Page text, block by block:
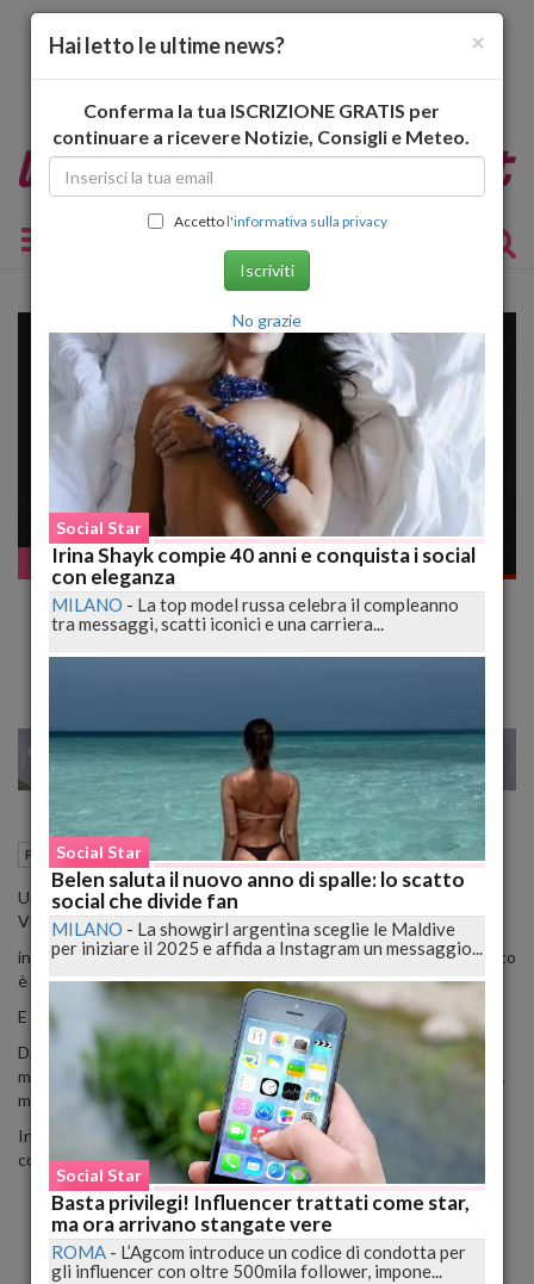
Toggle navigation
Pazzo WEB
Orrore del Photoshop, Cancellata una
"Chiappa" alla Modella - GUARDA
MILANO 28 29
Pazzo WEB 08 Ottobre 2015 11:45
Un vero e proprio orrore quello che i "maghi" del photoshop di
Victoria's Secret hanno creato ai danni di una modella bruna.
in una foto in cui si evidenziava il lato b della top model il fotoritocco
è stato devastante, tanto da rimuovere un gluteo.
E il popolo di Facebook si scatena nelle polemiche.
Da chi si chiede perchè di un simile e pesantissimo ritocco a
modelle già di per se belissime, a chi giustifica il ritocchino virtuale,
ma ride per l'epic fail del noto marchio di lingerie.
Infine c'è anche chi crede che l'errore sia in realtà una trovata
commerciale.
×
Hai letto le ultime news?
Conferma la tua ISCRIZIONE GRATIS per
continuare a ricevere Notizie, Consigli e Meteo.
Accettol'informativa sulla privacy
Iscriviti
No grazie
Social Star
Irina Shayk compie 40 anni e conquista i social
con eleganza
MILANO - La top model russa celebra il compleanno
tra messaggi, scatti iconici e una carriera...
Social Star
Belen saluta il nuovo anno di spalle: lo scatto
social che divide fan
MILANO - La showgirl argentina sceglie le Maldive
per iniziare il 2025 e affida a Instagram un messaggio...
Social Star
Basta privilegi! Influencer trattati come star,
ma ora arrivano stangate vere
ROMA - L’Agcom introduce un codice di condotta per
gli influencer con oltre 500mila follower, impone...